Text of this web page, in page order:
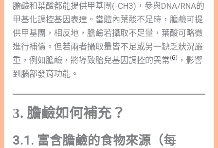
膽鹼和葉酸都能提供甲基團(-CH3)，參與DNA/RNA的
甲基化調控基因表達。當體內葉酸不足時，膽鹼可提
供甲基團，相反地，膽鹼若攝取不足量，葉酸可略微
進行補償。但若兩者攝取量皆不足或另一缺乏狀況嚴
重，例如膽鹼，將導致胎兒基因調控的異常(6) ，影響
到腦部發育功能。
3. 膽鹼如何補充？
3.1. 富含膽鹼的食物來源（每